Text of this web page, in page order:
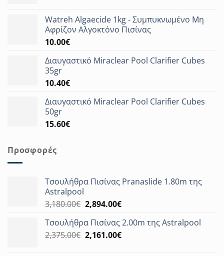
Watreh Algaecide 1kg - Συμπυκνωμένο Μη
Αφρίζον Αλγοκτόνο Πισίνας
10.00€
Διαυγαστικό Miraclear Pool Clarifier Cubes
35gr
10.40€
Διαυγαστικό Miraclear Pool Clarifier Cubes
50gr
15.60€
Προσφορές
Τσουλήθρα Πισίνας Pranaslide 1.80m της
Astralpool
3,180.00€ Original
was:
3,180.00€.
2,894.00€Η
τιμή
είναι:
Τσουλήθρα Πισίνας 2.00m της Astralpool
2,375.00€ Original
2,161.00€Η